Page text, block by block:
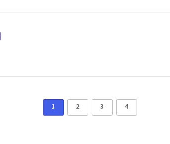
1 2 3 4